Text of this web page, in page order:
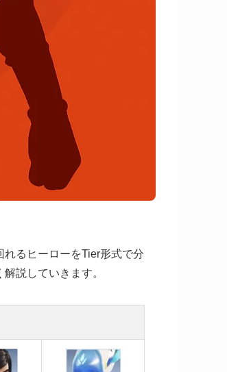
るヒーローをTier形式で分
説していきます。